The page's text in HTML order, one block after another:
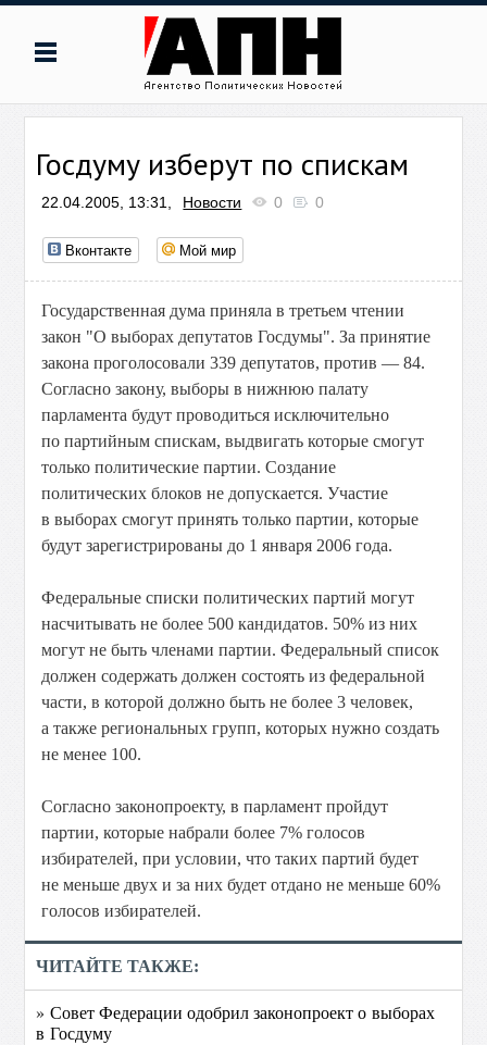
Госдуму изберут по спискам
22.04.2005, 13:31, Новости 0 0
Вконтакте Мой мир
Государственная дума приняла в третьем чтении
закон "О выборах депутатов Госдумы". За принятие
закона проголосовали 339 депутатов, против — 84.
Согласно закону, выборы в нижнюю палату
парламента будут проводиться исключительно
по партийным спискам, выдвигать которые смогут
только политические партии. Создание
политических блоков не допускается. Участие
в выборах смогут принять только партии, которые
будут зарегистрированы до 1 января 2006 года.
Федеральные списки политических партий могут
насчитывать не более 500 кандидатов. 50% из них
могут не быть членами партии. Федеральный список
должен содержать должен состоять из федеральной
части, в которой должно быть не более 3 человек,
а также региональных групп, которых нужно создать
не менее 100.
Согласно законопроекту, в парламент пройдут
партии, которые набрали более 7% голосов
избирателей, при условии, что таких партий будет
не меньше двух и за них будет отдано не меньше 60%
голосов избирателей.
ЧИТАЙТЕ ТАКЖЕ:
» Совет Федерации одобрил законопроект о выборах
в Госдуму